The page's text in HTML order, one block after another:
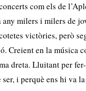
com els de
milers i milers de
victòries, però
Creient en la música
dreta. Lluitant per
ser, i perquè ens hi va